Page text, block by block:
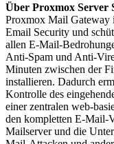
Über Proxmox Server
Proxmox Mail Gateway
Email Security und
allen E-Mail-
Anti-Spam und Anti-
Minuten zwischen der
installieren. Dadurch
Kontrolle des
einer zentralen web-
den kompletten E-Mail-
Mailserver und die